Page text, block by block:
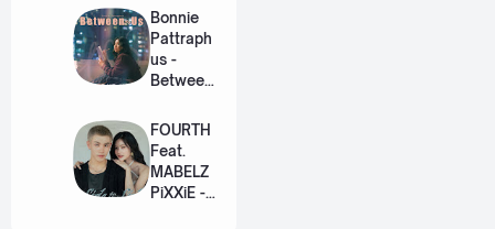
วิวาห์)
Ost. The
Paradise
of Thorns
Lyric +
Eng]
Bonnie
Pattraph
us -
Between
US The
Series
[Romaniz
ation
FOURTH
Feat.
MABELZ
PiXXiE -